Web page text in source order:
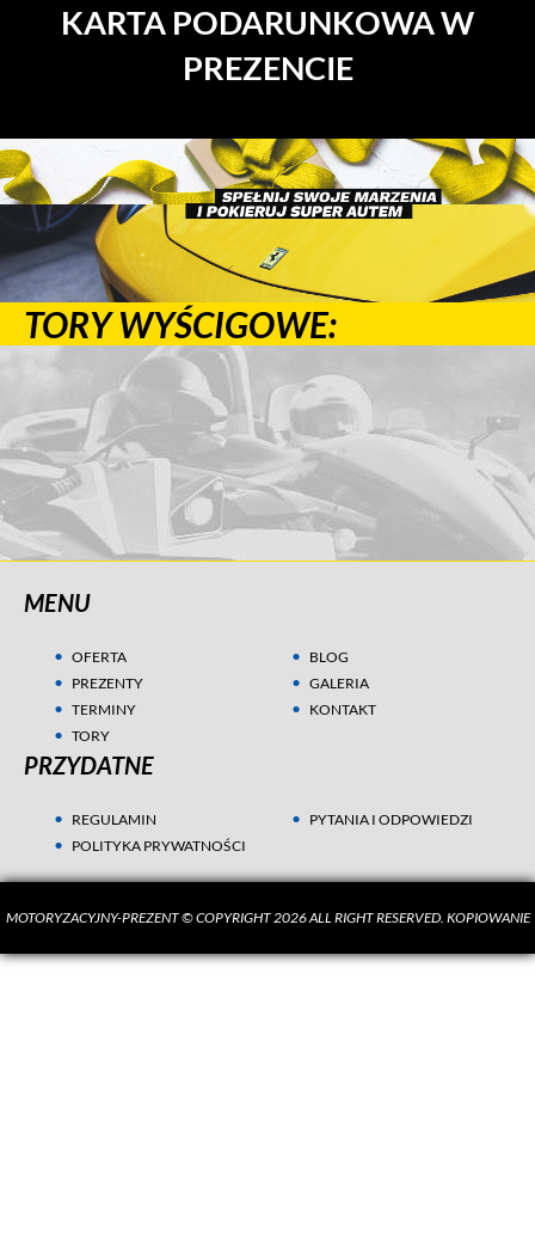
KARTA PODARUNKOWA W
PREZENCIE
TORY WYŚCIGOWE:
MENU
OFERTA
PREZENTY
TERMINY
TORY
BLOG
GALERIA
KONTAKT
PRZYDATNE
REGULAMIN
POLITYKA PRYWATNOŚCI
PYTANIA I ODPOWIEDZI
MOTORYZACYJNY-PREZENT © COPYRIGHT 2026 ALL RIGHT RESERVED. KOPIOWANIE